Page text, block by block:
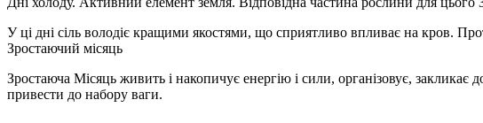
У ці дні сіль володіє кращими якостями, що сприятливо впливає на кров.
Зростаючий місяць
Зростаюча Місяць живить і накопичує енергію і сили, організовує, закликає
привести до набору ваги.